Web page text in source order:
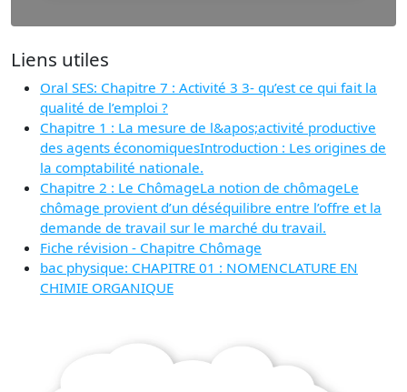
Liens utiles
Oral SES: Chapitre 7 : Activité 3 3- qu’est ce qui fait la
qualité de l’emploi ?
Chapitre 1 : La mesure de l&apos;activité productive
des agents économiquesIntroduction : Les origines de
la comptabilité nationale.
Chapitre 2 : Le ChômageLa notion de chômageLe
chômage provient d’un déséquilibre entre l’offre et la
demande de travail sur le marché du travail.
Fiche révision - Chapitre Chômage
bac physique: CHAPITRE 01 : NOMENCLATURE EN
CHIMIE ORGANIQUE